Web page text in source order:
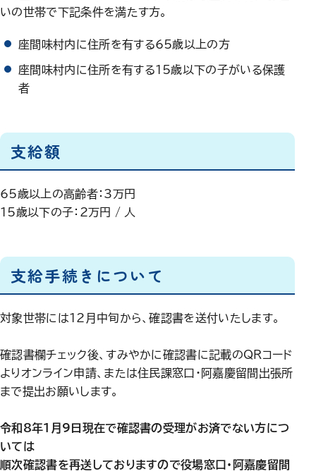
いの世帯で下記条件を満たす方。
座間味村内に住所を有する65歳以上の方
座間味村内に住所を有する15歳以下の子がいる保護
者
支給額
65歳以上の高齢者：3万円
15歳以下の子：2万円 / 人
支給手続きについて
対象世帯には12月中旬から、確認書を送付いたします。
確認書欄チェック後、すみやかに確認書に記載のQRコード
よりオンライン申請、または住民課窓口・阿嘉慶留間出張所
まで提出お願いします。
令和8年1月9日現在で確認書の受理がお済でない方につ
いては
順次確認書を再送しておりますので役場窓口・阿嘉慶留間